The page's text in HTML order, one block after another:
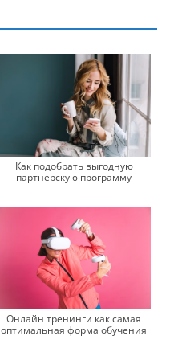
Как подобрать выгодную
партнерскую программу
Онлайн тренинги как самая
оптимальная форма обучения